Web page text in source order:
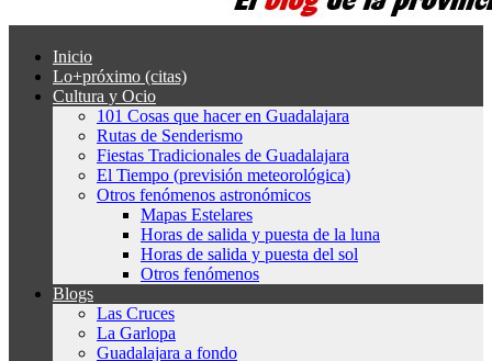
Inicio
Lo+próximo (citas)
Cultura y Ocio
101 Cosas que hacer en Guadalajara
Rutas de Senderismo
Fiestas Tradicionales de Guadalajara
El Tiempo (previsión meteorológica)
Otros fenómenos astronómicos
Mapas Estelares
Horas de salida y puesta de la luna
Horas de salida y puesta del sol
Otros fenómenos
Blogs
Las Cruces
La Garlopa
Guadalajara a fondo